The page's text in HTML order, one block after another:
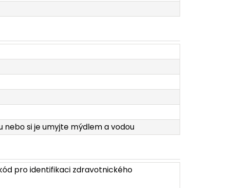
si je umyjte mýdlem a vodou
pro identifikaci zdravotnického